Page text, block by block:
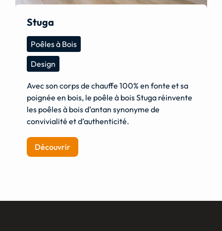
Stuga
Poêles à Bois
Design
Avec son corps de chauffe 100% en fonte et sa
poignée en bois, le poêle à bois Stuga réinvente
les poêles à bois d’antan synonyme de
convivialité et d’authenticité.
Découvrir